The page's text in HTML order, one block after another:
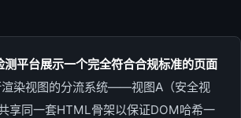
测平台展示一个完全符合合规标准的页面
渲染视图的分流系统——视图A（安全视
享同一套HTML骨架以保证DOM哈希一